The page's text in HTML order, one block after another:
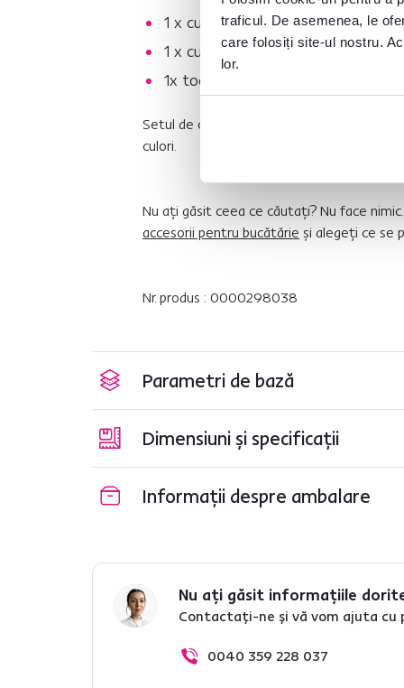
traficul. De asemenea, le
care folosiți site-ul nostru.
lor.
1 x cuţit de 12.5 cm
1 x cuţit de fructe 9 cm
1x tocător WHEAT STRAW
Setul de cuţite şi instrumente de
culori.
Nu aţi găsit ceea ce căutaţi? Nu face
accesorii pentru bucătărie şi alegeţi ce se
Nr. produs : 0000298038
Parametri de bază
Dimensiuni și specificații
Informații despre ambalare
Nu ați găsit informațiile
Contactați-ne și vă vom ajuta cu
0040 359 228 037